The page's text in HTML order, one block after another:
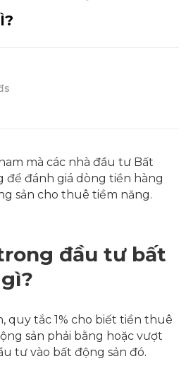
mà các nhà đầu tư Bất
để đánh giá dòng tiền hàng
sản cho thuê tiềm năng.
đầu tư bất
quy tắc 1% cho biết tiền thuê
sản phải bằng hoặc vượt
tư vào bất động sản đó.